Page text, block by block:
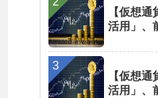
【仮想
活用」、
【仮想
活用」、